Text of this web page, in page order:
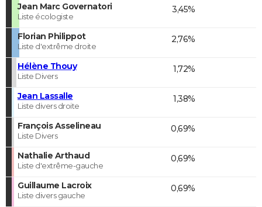
Jean Marc Governatori
Liste écologiste
3,45%
Florian Philippot
Liste d'extrême droite
2,76%
Hélène Thouy
Liste Divers
1,72%
Jean Lassalle
Liste divers droite
1,38%
François Asselineau
Liste Divers
0,69%
Nathalie Arthaud
Liste d'extrême-gauche
0,69%
Guillaume Lacroix
Liste divers gauche
0,69%